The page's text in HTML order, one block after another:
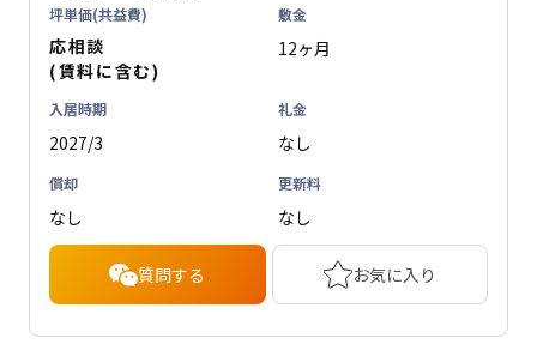
坪単価(共益費)
応相談
(賃料に含む)
敷金
12ヶ月
入居時期
2027/3
礼金
なし
償却
なし
更新料
なし
質問する お気に入り